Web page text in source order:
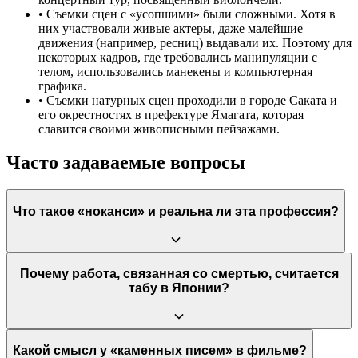
• Съемки сцен с «усопшими» были сложными. Хотя в
них участвовали живые актеры, даже малейшие
движения (например, ресниц) выдавали их. Поэтому для
некоторых кадров, где требовались манипуляции с
телом, использовались манекены и компьютерная
графика.
• Съемки натурных сцен проходили в городе Саката и
его окрестностях в префектуре Ямагата, которая
славится своими живописными пейзажами.
Часто задаваемые вопросы
Что такое «ноканси» и реальна ли эта профессия?
«Ноканси» (納棺師) — это японский термин для специалиста,
проводящего ритуал «нокан», то есть подготовки тела
до выхода фильма она не была широко известна и часто была
окружена социальными предрассудками. Церемония,
показанная в фильме, включая омовение, переодевание и
Почему работа, связанная со смертью, считается
табу в Японии?
Это табу имеет глубокие культурные и религиозные корни, в
Какой смысл у «каменных писем» в фильме?